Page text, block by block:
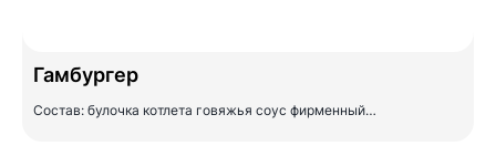
Гамбургер
Состав: булочка котлета говяжья соус фирменный…